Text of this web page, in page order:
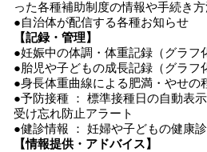
った各種補助制度の情報や手続き
●自治体が配信する各種お知らせ
【記録・管理】
●妊娠中の体調・体重記録（グラフ
●胎児や子どもの成長記録（グラフ
●身長体重曲線による肥満・やせの
●予防接種 ： 標準接種日の自動表
受け忘れ防止アラート
●健診情報 ： 妊婦や子どもの健康
【情報提供・アドバイス】